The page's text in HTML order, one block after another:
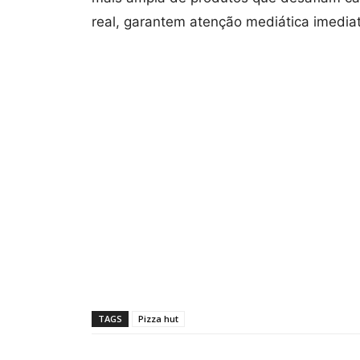
real, garantem atenção mediática
TAGS Pizza hut